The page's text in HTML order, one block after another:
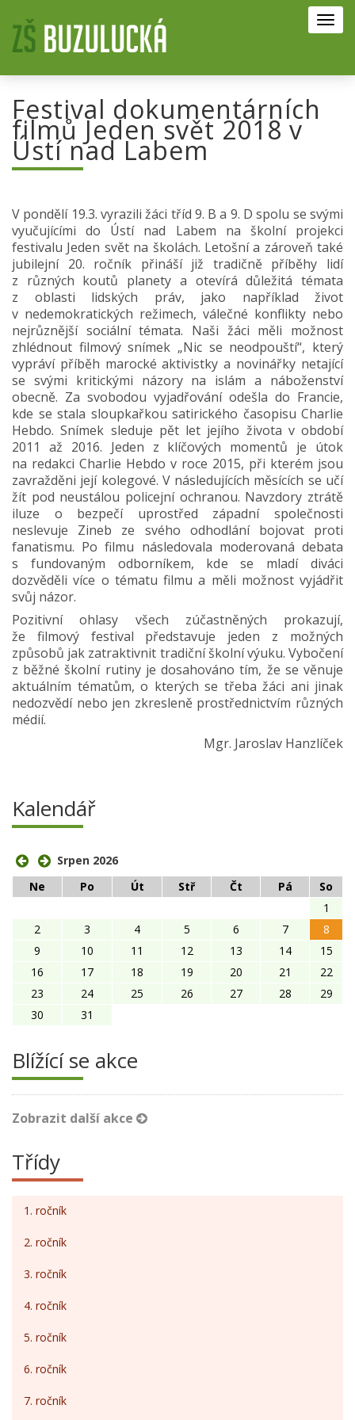
Festival dokumentárních
filmů Jeden svět 2018 v
Ústí nad Labem
V pondělí 19.3. vyrazili žáci tříd 9. B a 9. D spolu se svými
vyučujícími do Ústí nad Labem na školní projekci
festivalu Jeden svět na školách. Letošní a zároveň také
jubilejní 20. ročník přináší již tradičně příběhy lidí
z různých koutů planety a otevírá důležitá témata
z oblasti lidských práv, jako například život
v nedemokratických režimech, válečné konflikty nebo
nejrůznější sociální témata. Naši žáci měli možnost
zhlédnout filmový snímek „Nic se neodpouští“, který
vypráví příběh marocké aktivistky a novinářky netající
se svými kritickými názory na islám a náboženství
obecně. Za svobodou vyjadřování odešla do Francie,
kde se stala sloupkařkou satirického časopisu Charlie
Hebdo. Snímek sleduje pět let jejího života v období
2011 až 2016. Jeden z klíčových momentů je útok
na redakci Charlie Hebdo v roce 2015, při kterém jsou
zavražděni její kolegové. V následujících měsících se učí
žít pod neustálou policejní ochranou. Navzdory ztrátě
iluze o bezpečí uprostřed západní společnosti
neslevuje Zineb ze svého odhodlání bojovat proti
fanatismu. Po filmu následovala moderovaná debata
s fundovaným odborníkem, kde se mladí diváci
dozvěděli více o tématu filmu a měli možnost vyjádřit
svůj názor.
Pozitivní ohlasy všech zúčastněných prokazují,
že filmový festival představuje jeden z možných
způsobů jak zatraktivnit tradiční školní výuku. Vybočení
z běžné školní rutiny je dosahováno tím, že se věnuje
aktuálním tématům, o kterých se třeba žáci ani jinak
nedozvědí nebo jen zkresleně prostřednictvím různých
médií.
Mgr. Jaroslav Hanzlíček
Kalendář
Srpen 2026
Ne
Po Út Stř Čt Pá
So
1
2
3 4 5 6 7
8
9
10 11 12 13 14
15
16
17 18 19 20 21
22
23
24 25 26 27 28
29
30
31
Blížící se akce
Zobrazit další akce
Třídy
1. ročník
2. ročník
3. ročník
4. ročník
5. ročník
6. ročník
7. ročník